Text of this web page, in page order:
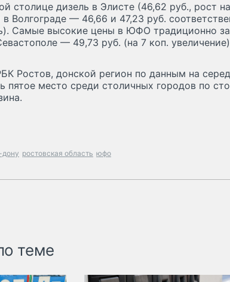
столице дизель в Элисте (46,62 руб., рост
Волгограде — 46,66 и 47,23 руб.
Самые высокие цены в ЮФО традиционно
— 49,73 руб. (на 7 коп.
Ростов, донской регион по данным на
пятое место среди столичных городов по
дону ростовская область юфо
теме